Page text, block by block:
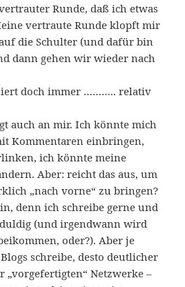
Runde, daß ich etwas
vertraute Runde klopft mir
die Schulter (und dafür bin
dann gehen wir wieder nach
doch immer ……….. relativ
auch an mir. Ich könnte mich
Kommentaren einbringen,
ich könnte meine
Aber: reicht das aus, um
„nach vorne“ zu bringen?
denn ich schreibe gerne und
(und irgendwann wird
oder?). Aber je
schreibe, desto deutlicher
„vorgefertigten“ Netzwerke –